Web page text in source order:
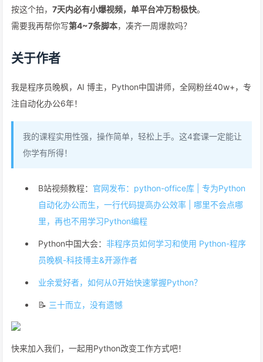
按这个拍， 7天内必有小爆视频，单平台冲万粉极快。
需要我再帮你写第4~7条脚本，凑齐一周爆款吗？
关于作者
我是程序员晚枫，AI 博主，Python中国讲师，全网粉丝40w+，专
注自动化办公6年！
我的课程实用性强，操作简单，轻松上手。这4套课一定能让
你学有所得！
B站视频教程： 官网发布：python-office库 | 专为Python
自动化办公而生，一行代码提高办公效率 | 哪里不会点哪
里，再也不用学习Python编程
Python中国大会： 非程序员如何学习和使用 Python-程序
员晚枫-科技博主&开源作者
业余爱好者，如何从0开始快速掌握Python？
📝 三十而立，没有遗憾
快来加入我们，一起用Python改变工作方式吧！